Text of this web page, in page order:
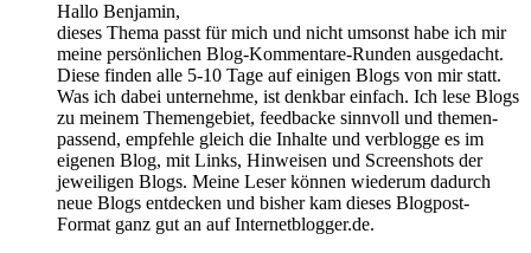
Hallo Benjamin,
dieses Thema passt für mich und nicht umsonst habe ich mir
meine persönlichen Blog-Kommentare-Runden ausgedacht.
Diese finden alle 5-10 Tage auf einigen Blogs von mir statt.
Was ich dabei unternehme, ist denkbar einfach. Ich lese Blogs
zu meinem Themengebiet, feedbacke sinnvoll und themen-
passend, empfehle gleich die Inhalte und verblogge es im
eigenen Blog, mit Links, Hinweisen und Screenshots der
jeweiligen Blogs. Meine Leser können wiederum dadurch
neue Blogs entdecken und bisher kam dieses Blogpost-
Format ganz gut an auf Internetblogger.de.